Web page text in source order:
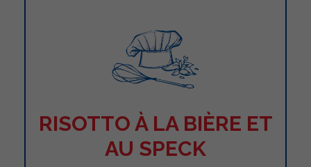
RISOTTO À LA BIÈRE ET
AU SPECK